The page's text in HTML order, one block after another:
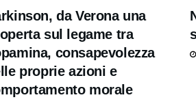
da Verona una
sul legame tra
consapevolezza
proprie azioni e
morale